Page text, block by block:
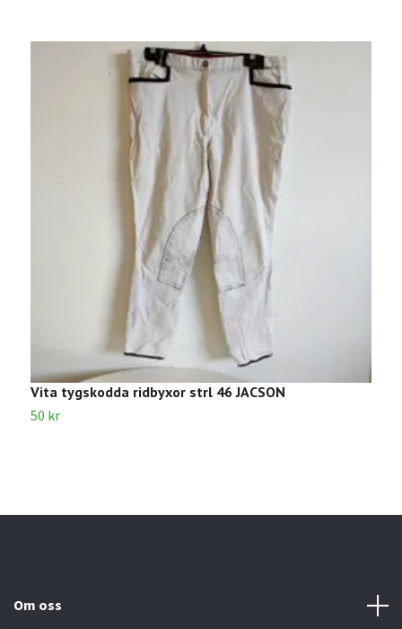
Vita tygskodda ridbyxor strl 46 JACSON
50 kr
Om oss